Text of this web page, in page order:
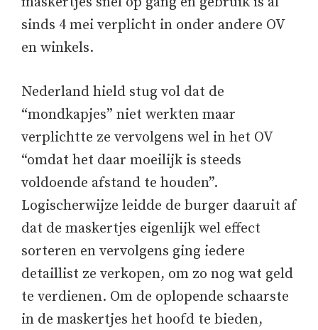
sinds 4 mei verplicht in onder andere OV
en winkels.
Nederland hield stug vol dat de
“mondkapjes” niet werkten maar
verplichtte ze vervolgens wel in het OV
“omdat het daar moeilijk is steeds
voldoende afstand te houden”.
Logischerwijze leidde de burger daaruit af
dat de maskertjes eigenlijk wel effect
sorteren en vervolgens ging iedere
detaillist ze verkopen, om zo nog wat geld
te verdienen. Om de oplopende schaarste
in de maskertjes het hoofd te bieden,